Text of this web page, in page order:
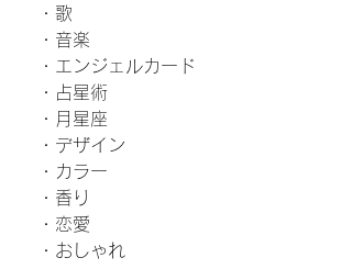
・歌
・音楽
・エンジェルカード
・占星術
・月星座
・デザイン
・カラー
・香り
・恋愛
・おしゃれ